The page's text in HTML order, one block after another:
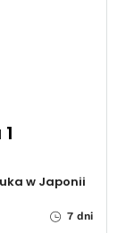
w Japonii
7 dni